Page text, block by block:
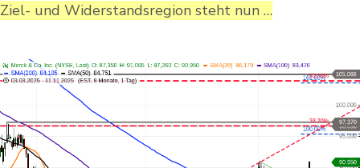
Ziel- und Widerstandsregion steht nun …